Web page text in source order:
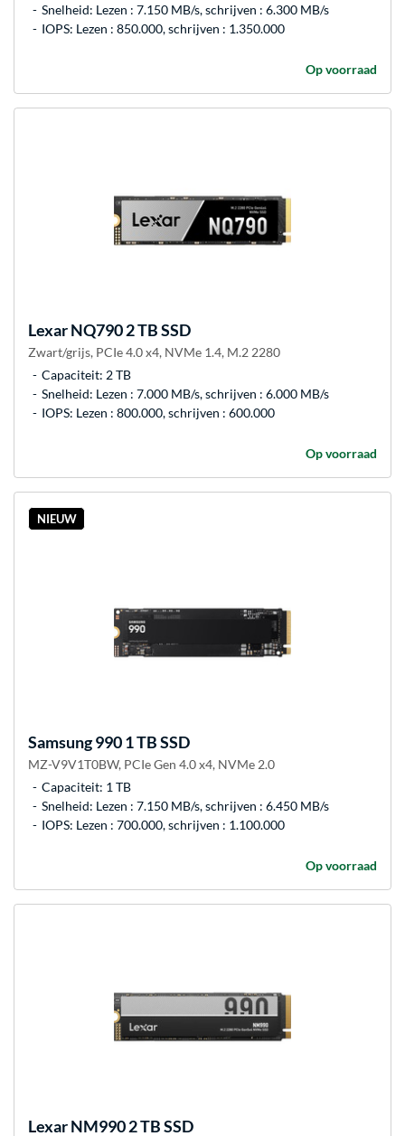
Snelheid: Lezen : 7.150 MB/s, schrijven : 6.300 MB/s
IOPS: Lezen : 850.000, schrijven : 1.350.000
Op voorraad
LexarNQ790 2 TB SSD
Zwart/grijs, PCIe 4.0 x4, NVMe 1.4, M.2 2280
Capaciteit: 2 TB
Snelheid: Lezen : 7.000 MB/s, schrijven : 6.000 MB/s
IOPS: Lezen : 800.000, schrijven : 600.000
Op voorraad
NIEUW
Samsung990 1 TB SSD
MZ-V9V1T0BW, PCIe Gen 4.0 x4, NVMe 2.0
Capaciteit: 1 TB
Snelheid: Lezen : 7.150 MB/s, schrijven : 6.450 MB/s
IOPS: Lezen : 700.000, schrijven : 1.100.000
Op voorraad
LexarNM990 2 TB SSD